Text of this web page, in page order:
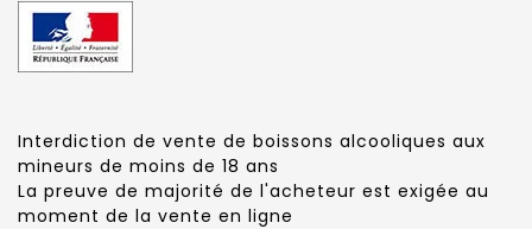
Interdiction de vente de boissons alcooliques aux
mineurs de moins de 18 ans
La preuve de majorité de l'acheteur est exigée au
moment de la vente en ligne